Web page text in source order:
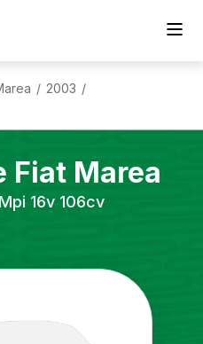
/ 2003 /
Fiat Marea
16v 106cv